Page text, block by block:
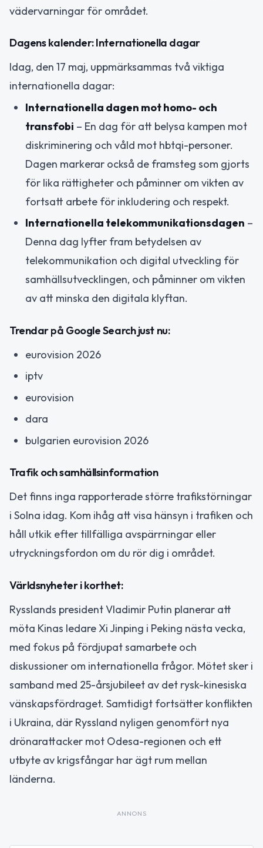
vädervarningar för området.
Dagens kalender: Internationella dagar
Idag, den 17 maj, uppmärksammas två viktiga
internationella dagar:
Internationella dagen mot homo- och
transfobi – En dag för att belysa kampen mot
diskriminering och våld mot hbtqi-personer.
Dagen markerar också de framsteg som gjorts
för lika rättigheter och påminner om vikten av
fortsatt arbete för inkludering och respekt.
Internationella telekommunikationsdagen –
Denna dag lyfter fram betydelsen av
telekommunikation och digital utveckling för
samhällsutvecklingen, och påminner om vikten
av att minska den digitala klyftan.
Trendar på Google Search just nu:
eurovision 2026
iptv
eurovision
dara
bulgarien eurovision 2026
Trafik och samhällsinformation
Det finns inga rapporterade större trafikstörningar
i Solna idag. Kom ihåg att visa hänsyn i trafiken och
håll utkik efter tillfälliga avspärrningar eller
utryckningsfordon om du rör dig i området.
Världsnyheter i korthet:
Rysslands president Vladimir Putin planerar att
möta Kinas ledare Xi Jinping i Peking nästa vecka,
med fokus på fördjupat samarbete och
diskussioner om internationella frågor. Mötet sker i
samband med 25-årsjubileet av det rysk-kinesiska
vänskapsfördraget. Samtidigt fortsätter konflikten
i Ukraina, där Ryssland nyligen genomfört nya
drönarattacker mot Odesa-regionen och ett
utbyte av krigsfångar har ägt rum mellan
länderna.
ANNONS